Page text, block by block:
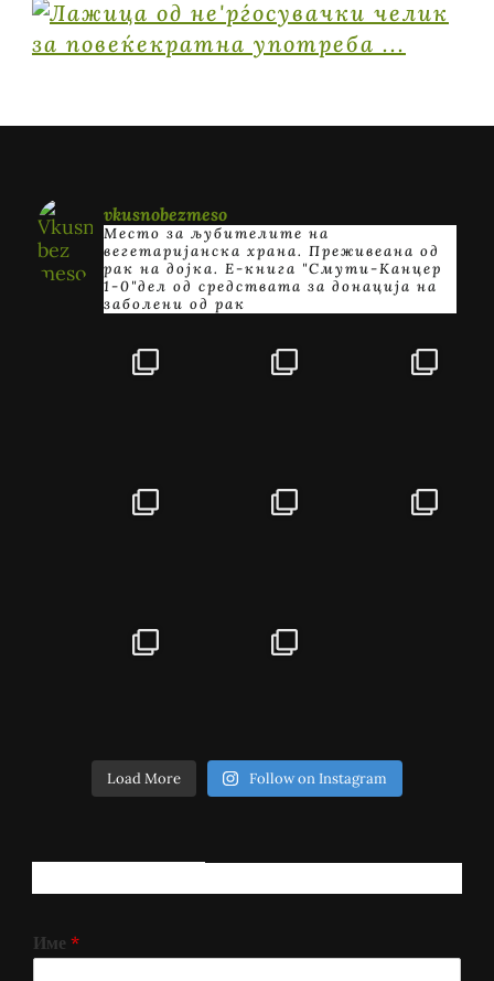
vkusnobezmeso
Место за љубителите на
вегетаријанска храна. Преживеана од
рак на дојка. E-книга "Смути-Канцер
1-0"дел од средствата за донација на
заболени од рак
Load More Follow on Instagram
Име *